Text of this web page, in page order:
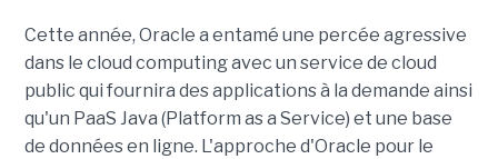
Cette année, Oracle a entamé une percée agressive
dans le cloud computing avec un service de cloud
public qui fournira des applications à la demande ainsi
qu'un PaaS Java (Platform as a Service) et une base
de données en ligne. L'approche d'Oracle pour le